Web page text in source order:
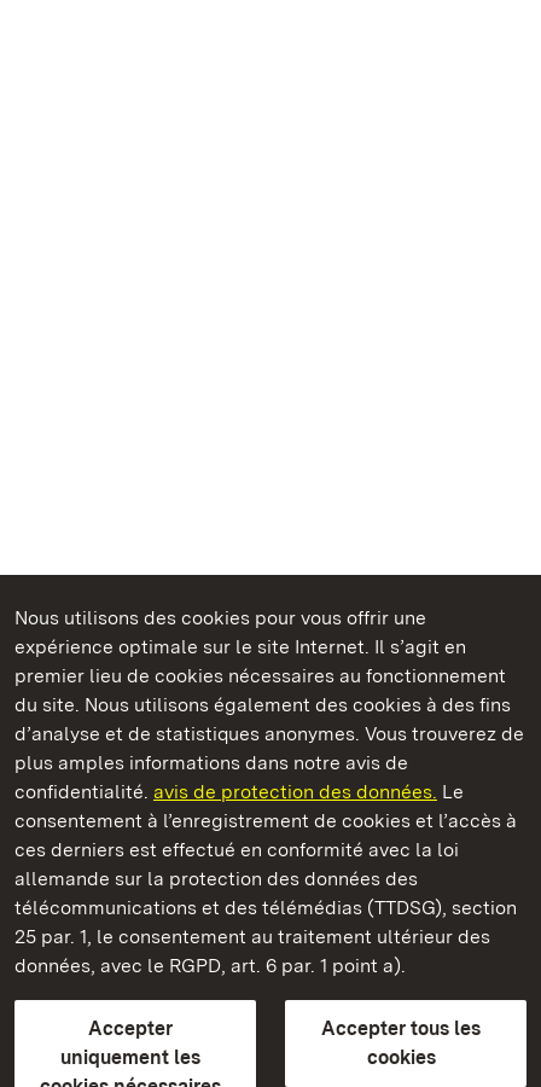
Nous utilisons des cookies pour vous offrir une
expérience optimale sur le site Internet. Il s’agit en
premier lieu de cookies nécessaires au fonctionnement
du site. Nous utilisons également des cookies à des fins
d’analyse et de statistiques anonymes. Vous trouverez de
plus amples informations dans notre avis de
confidentialité. avis de protection des données. Le
consentement à l’enregistrement de cookies et l’accès à
ces derniers est effectué en conformité avec la loi
allemande sur la protection des données des
télécommunications et des télémédias (TTDSG), section
25 par. 1, le consentement au traitement ultérieur des
données, avec le RGPD, art. 6 par. 1 point a).
Accepter
uniquement les
Accepter tous les
cookies
Châteaux et jardins publics du Bade-Wurtemberg
Staatliche Schlösser und Gärten Baden‑Württemberg
Châteaux et jardins publics du Bade-Wurtemberg
ContactFAQ et réponsesMentions légales
Protection des données
Explications sur l’accessibilité
BITV-konform (geprüfte Seiten)
plus loin